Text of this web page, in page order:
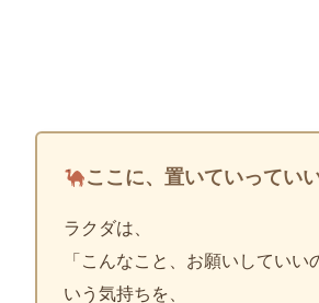
ここに、置いていっていい
ラクダは、
「こんなこと、お願いしていい
いう気持ちを、